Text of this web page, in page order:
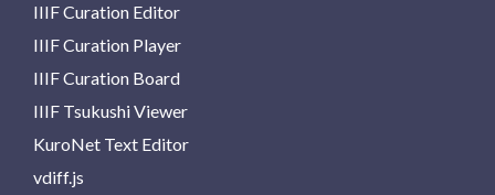
IIIF Curation Editor
IIIF Curation Player
IIIF Curation Board
IIIF Tsukushi Viewer
KuroNet Text Editor
vdiff.js